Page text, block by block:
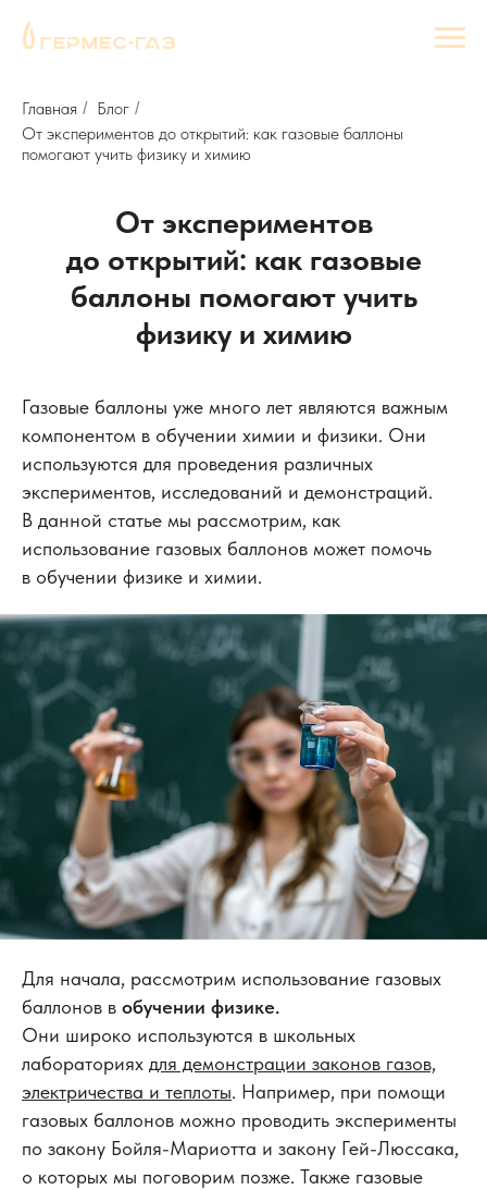
Главная / Блог /
От экспериментов до открытий: как газовые баллоны
помогают учить физику и химию
От экспериментов
до открытий: как газовые
баллоны помогают учить
физику и химию
Газовые баллоны уже много лет являются важным
компонентом в обучении химии и физики. Они
используются для проведения различных
экспериментов, исследований и демонстраций.
В данной статье мы рассмотрим, как
использование газовых баллонов может помочь
в обучении физике и химии.
Для начала, рассмотрим использование газовых
баллонов в обучении физике.
Они широко используются в школьных
лабораториях для демонстрации законов газов,
электричества и теплоты. Например, при помощи
газовых баллонов можно проводить эксперименты
по закону Бойля-Мариотта и закону Гей-Люссака,
о которых мы поговорим позже. Также газовые